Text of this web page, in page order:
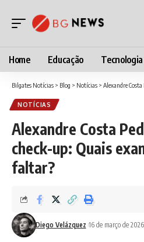
Home Educação Tecnologia
Bilgates Notícias > Blog > Notícias > Alexandre Costa
NOTÍCIAS
Alexandre Costa
check-up: Quais
faltar?
Diego Velázquez 16 de março de 2026